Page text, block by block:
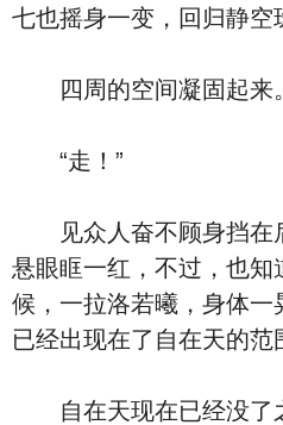
七也摇身一变，回归静空
四周的空间凝固起来。
“走！”
见众人奋不顾身挡在
悬眼眶一红，不过，也知
候，一拉洛若曦，身体一
已经出现在了自在天的范
自在天现在已经没了